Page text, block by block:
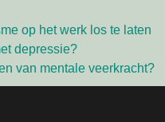
op het werk los te laten
depressie?
van mentale veerkracht?